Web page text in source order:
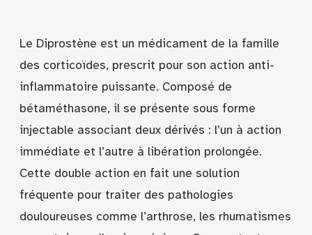
Le Diprostène est un médicament de la famille
des corticoïdes, prescrit pour son action anti-
inflammatoire puissante. Composé de
bétaméthasone, il se présente sous forme
injectable associant deux dérivés : l’un à action
immédiate et l’autre à libération prolongée.
Cette double action en fait une solution
fréquente pour traiter des pathologies
douloureuses comme l’arthrose, les rhumatismes